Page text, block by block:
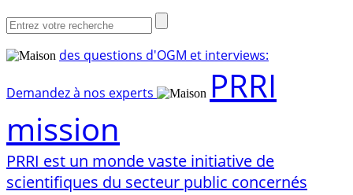
des questions d'OGM et interviews:
Demandez à nos experts
PRRI
mission
PRRI est un monde vaste initiative de
scientifiques du secteur public concernés